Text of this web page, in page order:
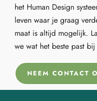
het Human Design
leven waar je graag
maat is altijd mogelijk.
we wat het beste past
NEEM CONTACT